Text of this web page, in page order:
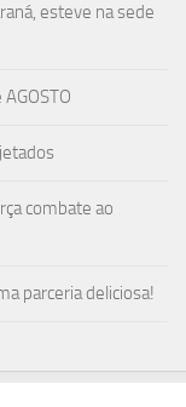
esteve na sede
combate ao
parceria deliciosa!